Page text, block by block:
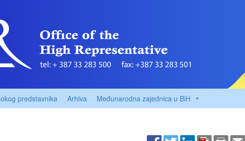
predstavnika Arhiva Međunarodna zajednica u BiH